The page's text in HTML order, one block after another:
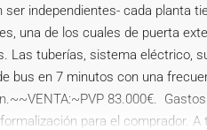
independientes- cada planta
una de los cuales de puerta
Las tuberías, sistema eléctrico,
bus en 7 minutos con una
83.000€.
para el comprador.